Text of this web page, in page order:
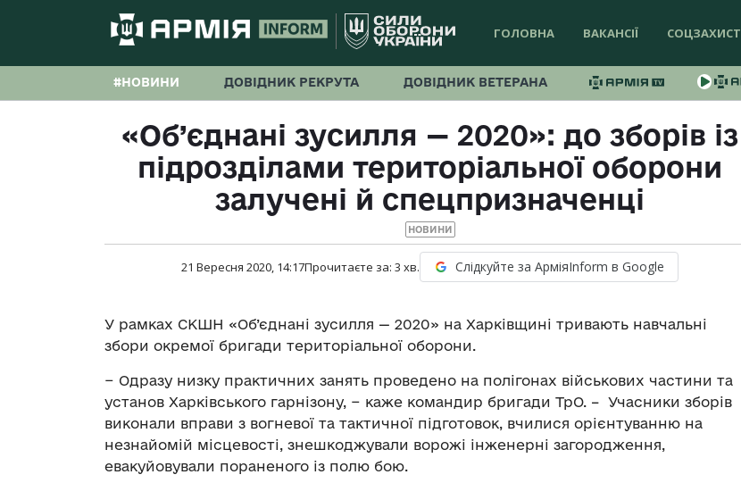
ГОЛОВНА ВАКАНСІЇ СОЦЗАХИСТ
#НОВИНИ ДОВІДНИК РЕКРУТА ДОВІДНИК ВЕТЕРАНА
«Об’єднані зусилля — 2020»: до зборів із
підрозділами територіальної оборони
залучені й спецпризначенці
НОВИНИ
21 Вересня 2020, 14:17Прочитаєте за: 3 хв. Слідкуйте за АрміяInform в Google
У рамках СКШН «Об’єднані зусилля — 2020» на Харківщині тривають навчальні
збори окремої бригади територіальної оборони.
− Одразу низку практичних занять проведено на полігонах військових частини та
установ Харківського гарнізону, − каже командир бригади ТрО. – Учасники зборів
виконали вправи з вогневої та тактичної підготовок, вчилися орієнтуванню на
незнайомій місцевості, знешкоджували ворожі інженерні загородження,
евакуйовували пораненого із полю бою.